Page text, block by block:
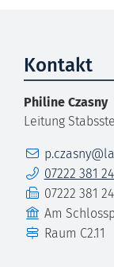
Kontakt
Philine Czasny
Leitung
E-Mail
Telefon07222 381
Fax 07222 381
Gebäude
Am
Raum C2.11